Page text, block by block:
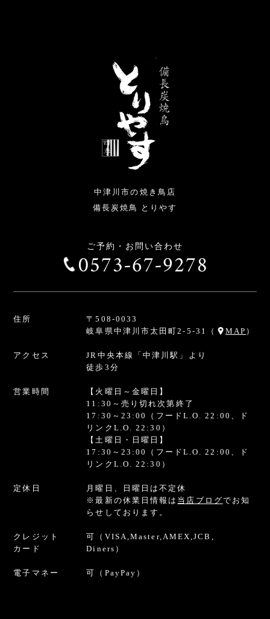
中津川市の焼き鳥店
備長炭焼鳥 とりやす
ご予約・お問い合わせ
0573-67-9278
住所
〒508-0033
岐阜県中津川市太田町2-5-31
（ MAP ）
アクセス
JR中央本線「中津川駅」より
徒歩3分
営業時間
【火曜日～金曜日】
11:30～売り切れ次第終了
17:30～23:00
（フードL.O. 22:00、ド
リンクL.O. 22:30）
【土曜日・日曜日】
17:30～23:00
（フードL.O. 22:00、ド
リンクL.O. 22:30）
定休日
月曜日、日曜日は不定休
※最新の休業日情報は 当店ブログでお知
らせしております。
クレジット
カード
可（VISA,Master,AMEX,JCB,
Diners）
電子マネー 可（PayPay）